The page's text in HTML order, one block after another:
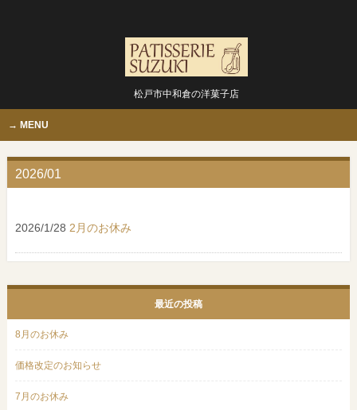
松戸市中和倉の洋菓子店
MENU
2026/01
2026/1/28 2月のお休み
最近の投稿
8月のお休み
価格改定のお知らせ
7月のお休み